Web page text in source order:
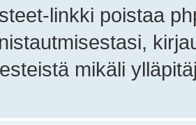
linkki poistaa
mikäli